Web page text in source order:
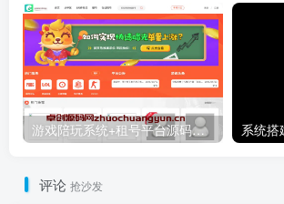
游戏陪玩系统+租号平台源码下载｜小姐姐陪玩/声优任务/绝地LOL下单｜多端适配威客平台源码
评论 抢沙发